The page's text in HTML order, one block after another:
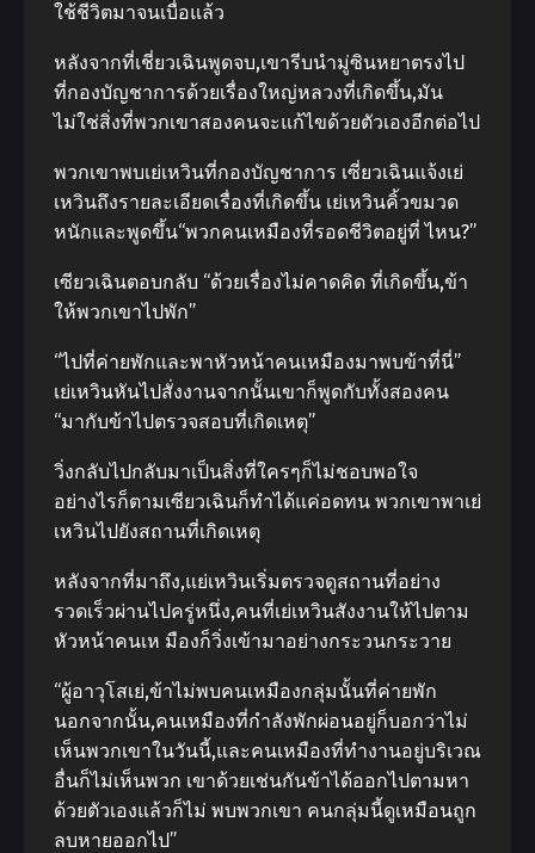
ใช้ชีวิตมาจนเบื่อแล้ว
หลังจากที่เชี่ยวเฉินพูดจบ,เขารีบนํามู่ซินหยาตรงไป
ที่กองบัญชาการด้วยเรื่องใหญ่หลวงที่เกิดขึ้น,มัน
ไม่ใช่สิ่งที่พวกเขาสองคนจะแก้ไขด้วยตัวเองอีกต่อไป
พวกเขาพบเย่เหวินที่กองบัญชาการ เซี่ยวเฉินแจ้งเย่
เหวินถึงรายละเอียดเรื่องที่เกิดขึ้น เย่เหวินคิ้วขมวด
หนักและพูดขึ้น“พวกคนเหมืองที่รอดชีวิตอยู่ที่ ไหน?”
เซียวเฉินตอบกลับ “ด้วยเรื่องไม่คาดคิด ที่เกิดขึ้น,ข้า
ให้พวกเขาไปพัก”
“ไปที่ค่ายพักและพาหัวหน้าคนเหมืองมาพบข้าที่นี่”
เย่เหวินหันไปสั่งงานจากนั้นเขาก็พูดกับทั้งสองคน
“มากับข้าไปตรวจสอบที่เกิดเหตุ”
วิ่งกลับไปกลับมาเป็นสิ่งที่ใครๆก็ไม่ชอบพอใจ
อย่างไรก็ตามเซียวเฉินก็ทําได้แค่อดทน พวกเขาพาเย่
เหวินไปยังสถานที่เกิดเหตุ
หลังจากที่มาถึง,แย่เหวินเริ่มตรวจดูสถานที่อย่าง
รวดเร็วผ่านไปครู่หนึ่ง,คนที่เย่เหวินสังงานให้ไปตาม
หัวหน้าคนเห มืองก็วิ่งเข้ามาอย่างกระวนกระวาย
“ผู้อาวุโสเย่,ข้าไม่พบคนเหมืองกลุ่มนั้นที่ค่ายพัก
นอกจากนั้น,คนเหมืองที่กําลังพักผ่อนอยู่ก็บอกว่าไม่
เห็นพวกเขาในวันนี้,และคนเหมืองที่ทํางานอยู่บริเวณ
อื่นก็ไม่เห็นพวก เขาด้วยเช่นกันข้าได้ออกไปตามหา
ด้วยตัวเองแล้วก็ไม่ พบพวกเขา คนกลุ่มนี้ดูเหมือนถูก
ลบหายออกไป”